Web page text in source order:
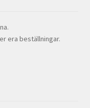
era beställningar.